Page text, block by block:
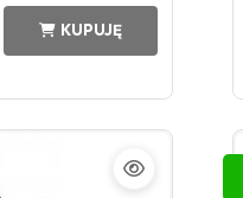
KUPUJĘ